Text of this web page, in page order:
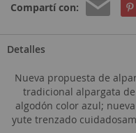
Compartí con:
Detalles
Nueva propuesta de
tradicional alpargata
algodón color azul;
yute trenzado